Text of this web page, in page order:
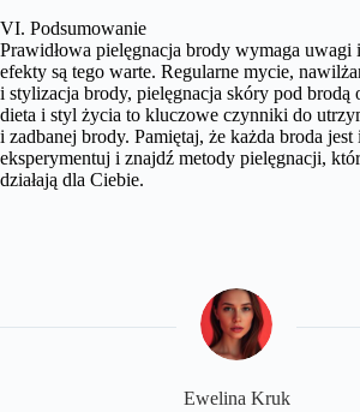
VI. Podsumowanie
Prawidłowa pielęgnacja brody wymaga uwagi
efekty są tego warte. Regularne mycie,
i stylizacja brody, pielęgnacja skóry pod brodą
dieta i styl życia to kluczowe czynniki do
i zadbanej brody. Pamiętaj, że każda broda
eksperymentuj i znajdź metody pielęgnacji,
działają dla Ciebie.
Ewelina Kruk